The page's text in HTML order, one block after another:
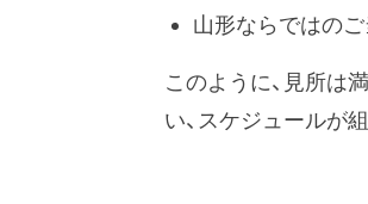
山形ならではの
このように、見所は
い、スケジュールが